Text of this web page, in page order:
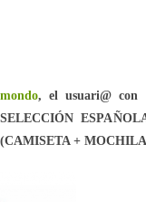
,el usuari@ con
+